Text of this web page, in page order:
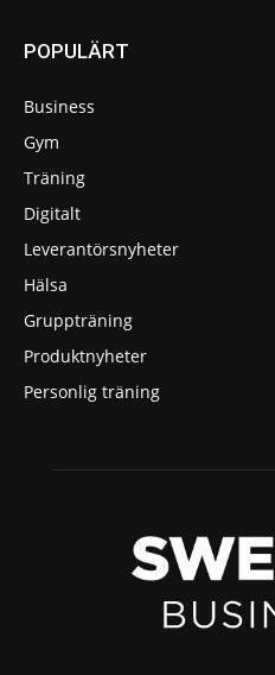
POPULÄRT
Business
Gym
Träning
Digitalt
Leverantörsnyheter
Hälsa
Gruppträning
Produktnyheter
Personlig träning